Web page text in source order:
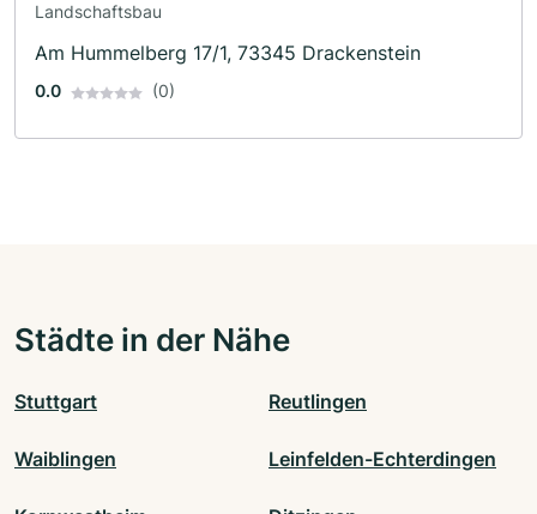
Landschaftsbau
Am Hummelberg 17/1, 73345 Drackenstein
0.0 (0)
Städte in der Nähe
Stuttgart Reutlingen
Waiblingen Leinfelden-Echterdingen